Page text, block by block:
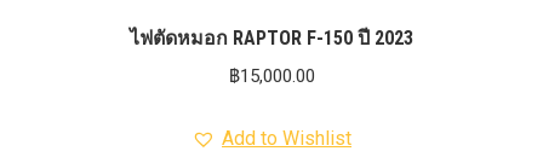
ไฟตัดหมอก RAPTOR F-150 ปี 2023
฿15,000.00
Add to Wishlist